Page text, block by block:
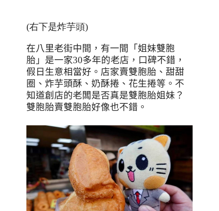
(右下是炸芋頭)
在八里老街中間，有一間「姐妹雙胞
胎」是一家30多年的老店，口碑不錯，
假日生意相當好。店家賣雙胞胎、甜甜
圈、炸芋頭酥、奶酥捲、花生捲等。不
知道創店的老闆是否真是雙胞胎姐妹？
雙胞胎賣雙胞胎好像也不錯。